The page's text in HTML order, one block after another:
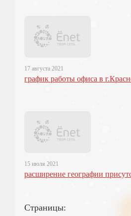
17 августа 2021
график работы офиса в
15 июля 2021
расширение географии
Страницы: